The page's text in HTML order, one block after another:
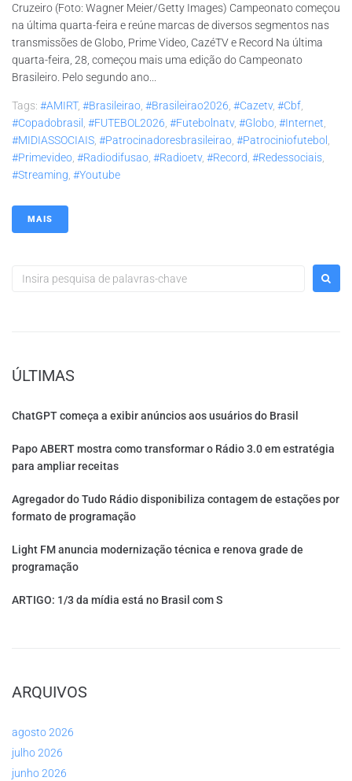
Cruzeiro (Foto: Wagner Meier/Getty Images) Campeonato começou
na última quarta-feira e reúne marcas de diversos segmentos nas
transmissões de Globo, Prime Video, CazéTV e Record Na última
quarta-feira, 28, começou mais uma edição do Campeonato
Brasileiro. Pelo segundo ano...
Tags: #AMIRT, #brasileirao, #brasileirao2026, #cazetv, #cbf,
#copadobrasil , #FUTEBOL2026, #futebolnatv, #globo, #internet,
#MIDIASSOCIAIS, #patrocinadoresbrasileirao, #patrociniofutebol ,
#primevideo, #radiodifusao, #radioetv, #record, #redessociais,
#streaming, #youtube
MAIS
ÚLTIMAS
ChatGPT começa a exibir anúncios aos usuários do Brasil
Papo ABERT mostra como transformar o Rádio 3.0 em estratégia
para ampliar receitas
Agregador do Tudo Rádio disponibiliza contagem de estações por
formato de programação
Light FM anuncia modernização técnica e renova grade de
programação
ARTIGO: 1/3 da mídia está no Brasil com S
ARQUIVOS
agosto 2026
julho 2026
junho 2026